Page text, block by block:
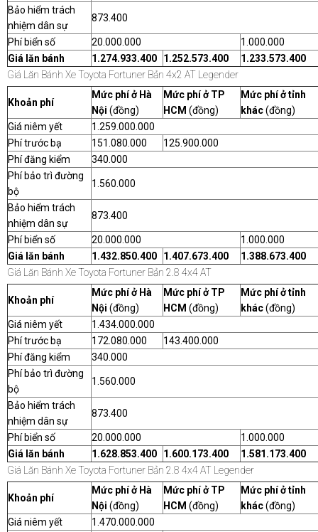
Bảo hiểm trách
nhiệm dân sự
873.400
Phí biển số 20.000.000
1.000.000
Giá lăn bánh
1.274.933.400 1.252.573.400
1.233.573.400
Giá Lăn Bánh Xe Toyota Fortuner Bản 4x2 AT Legender
Khoản phí
Mức phí ở Hà
Nội (đồng)
Mức phí ở TP
HCM (đồng)
Mức phí ở tỉnh
khác(đồng)
Giá niêm yết
1.259.000.000
Phí trước bạ
151.080.000
125.900.000
Phí đăng kiểm
340.000
Phí bảo trì đường
bộ
1.560.000
Bảo hiểm trách
nhiệm dân sự
873.400
Phí biển số 20.000.000
1.000.000
Giá lăn bánh
1.432.850.400 1.407.673.400
1.388.673.400
Giá Lăn Bánh Xe Toyota Fortuner Bản 2.8 4x4 AT
Khoản phí
Mức phí ở Hà
Nội (đồng)
Mức phí ở TP
HCM (đồng)
Mức phí ở tỉnh
khác(đồng)
Giá niêm yết
1.434.000.000
Phí trước bạ
172.080.000
143.400.000
Phí đăng kiểm
340.000
Phí bảo trì đường
bộ
1.560.000
Bảo hiểm trách
nhiệm dân sự
873.400
Phí biển số 20.000.000
1.000.000
Giá lăn bánh
1.628.853.400 1.600.173.400
1.581.173.400
Giá Lăn Bánh Xe Toyota Fortuner Bản 2.8 4x4 AT Legender
Khoản phí
Mức phí ở Hà
Nội (đồng)
Mức phí ở TP
HCM (đồng)
Mức phí ở tỉnh
khác(đồng)
Giá niêm yết
1.470.000.000